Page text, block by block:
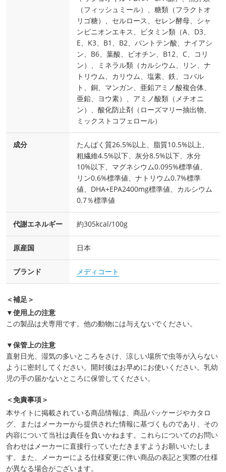
（フィッシュミール）、糖類（フラクトオ
リゴ糖）、セルロース、セレン酵母、シャ
ンピニオンエキス、ビタミン類（A、D3、
E、K3、B1、B2、パントテン酸、ナイアシ
ン、B6、葉酸、ビオチン、B12、C、コリ
ン）、ミネラル類（カルシウム、リン、ナ
トリウム、カリウム、塩素、鉄、コバル
ト、銅、マンガン、亜鉛アミノ酸複合体、
亜鉛、ヨウ素）、アミノ酸類（メチオニ
ン）、酸化防止剤（ローズマリー抽出物、
ミックストコフェロール）
成分
たんぱく質26.5%以上、脂質10.5%以上、
粗繊維4.5%以下、灰分8.5%以下、水分
10%以下、マグネシウム0.095%標準値、
リン0.6%標準値、ナトリウム0.7%標準
値、DHA+EPA2400mg標準値、カルシウム
0.7％標準値
代謝エネルギー 約305kcal/100g
原産国 日本
ブランド メディコート
＜補足＞
▼使用上の注意
この製品は犬専用です。他の動物には与えないでください。
▼保管上の注意
直射日光、湿気の多いところをさけ、涼しい場所で虫等が入らない
ように密封してください。開封後はお早めにお使いください。乳幼
児の手の届かないところに保管してください。
＜免責事項＞
本サイトに掲載されている商品情報は、商品パッケージやカタロ
グ、またはメーカーから提供された情報に基づくものであり、その
内容について当社は責任を負いかねます。これらについてのお問い
合わせはメーカーに直接行っていただきますようお願いいたしま
す。また、メーカーによる仕様変更に伴い商品の表記と実際の仕様
が異なる場合がございます。